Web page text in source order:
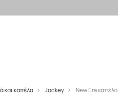
και καπέλα Jockey New Era καπέλο